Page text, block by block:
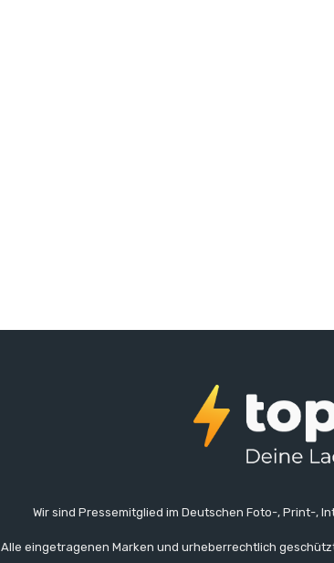
Wir sind Pressemitglied im Deutschen Foto-, Print-,
Alle eingetragenen Marken und urheberrechtlich